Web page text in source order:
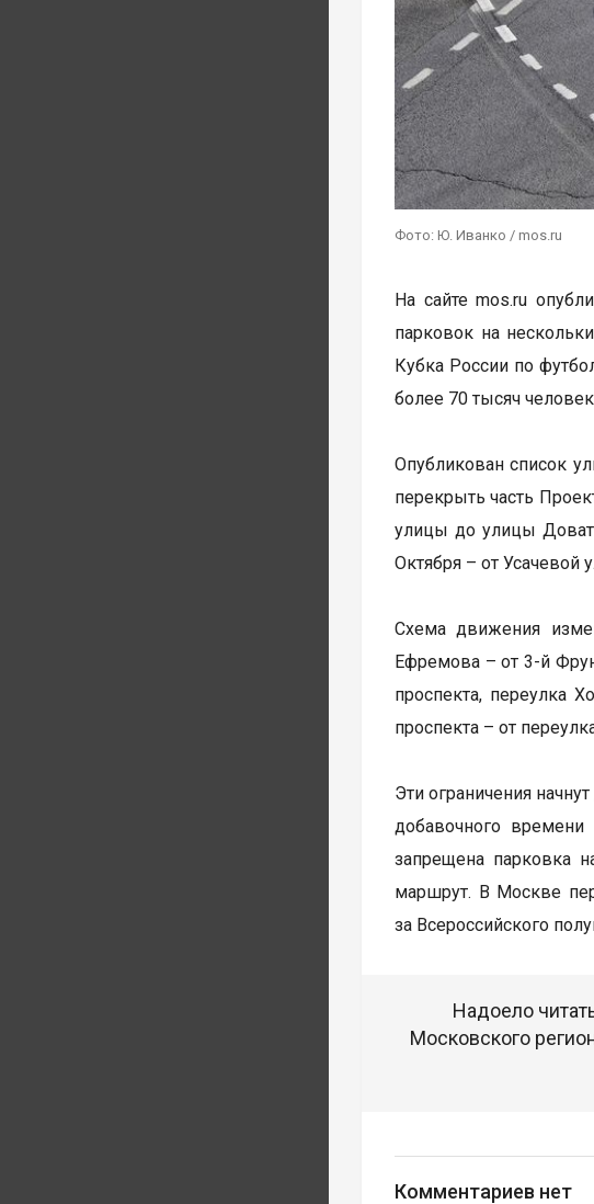
Фото: Ю. Иванко / mos.ru
На сайте mos.ru
парковок на
Кубка России по
более 70 тысяч
Опубликован список
перекрыть часть
улицы до улицы
Октября – от
Схема движения
Ефремова – от 3-й
проспекта, переулка
проспекта – от
Эти ограничения
добавочного
запрещена парковка
маршрут. В Москве
за Всероссийского
Надоело
Московского
Комментариев нет